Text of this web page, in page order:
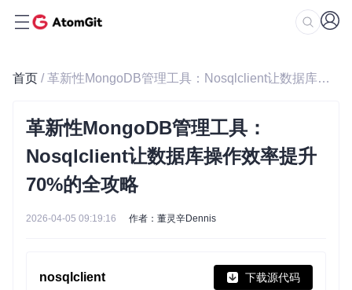
首页 / 革新性MongoDB管理工具：Nosqlclient让数据库操作效率提升70%的全攻略
革新性MongoDB管理工具：
Nosqlclient让数据库操作效率提升
70%的全攻略
2026-04-05 09:19:16 作者：董灵辛Dennis
nosqlclient 下载源代码